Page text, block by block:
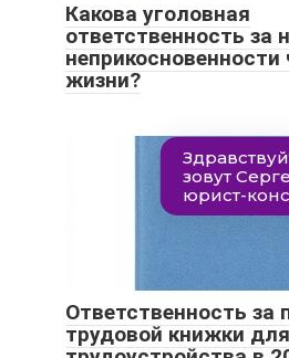
Какова уголовная
ответственность за
неприкосновенности
жизни?
Ответственность за
трудовой книжки для